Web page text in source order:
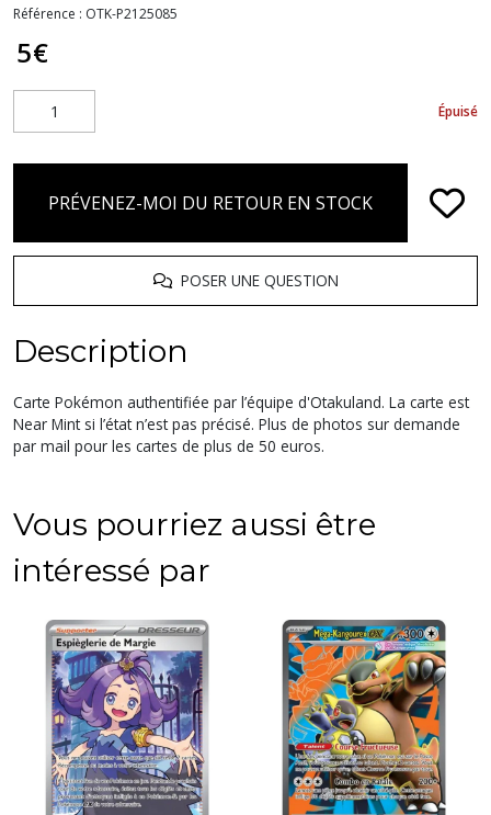
Référence : OTK-P2125085
5€
Épuisé
PRÉVENEZ-MOI DU RETOUR EN STOCK
POSER UNE QUESTION
Description
Carte Pokémon authentifiée par l’équipe d'Otakuland. La carte est
Near Mint si l’état n’est pas précisé. Plus de photos sur demande
par mail pour les cartes de plus de 50 euros.
Vous pourriez aussi être
intéressé par